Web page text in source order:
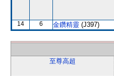
14 6 金鑽精靈 (J397)
至尊高超